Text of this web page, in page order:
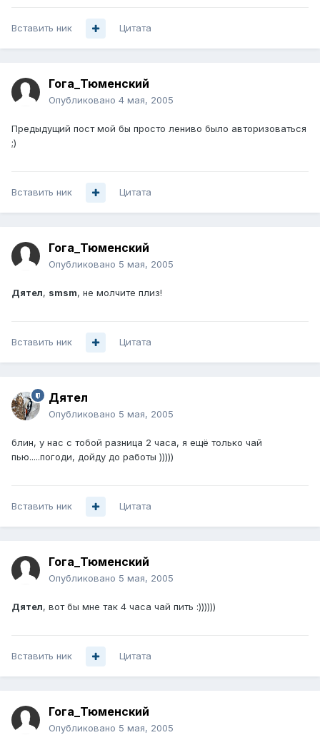
Вставить ник Цитата
Гога_Тюменский
Опубликовано 4 мая, 2005
Предыдущий пост мой бы просто лениво было авторизоваться
;)
Вставить ник Цитата
Гога_Тюменский
Опубликовано 5 мая, 2005
Дятел, smsm, не молчите плиз!
Вставить ник Цитата
Дятел
Опубликовано 5 мая, 2005
блин, у нас с тобой разница 2 часа, я ещё только чай
пью.....погоди, дойду до работы )))))
Вставить ник Цитата
Гога_Тюменский
Опубликовано 5 мая, 2005
Дятел, вот бы мне так 4 часа чай пить :))))))
Вставить ник Цитата
Гога_Тюменский
Опубликовано 5 мая, 2005